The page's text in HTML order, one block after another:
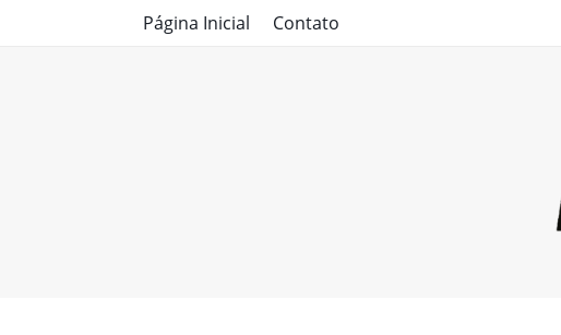
Página Inicial Contato